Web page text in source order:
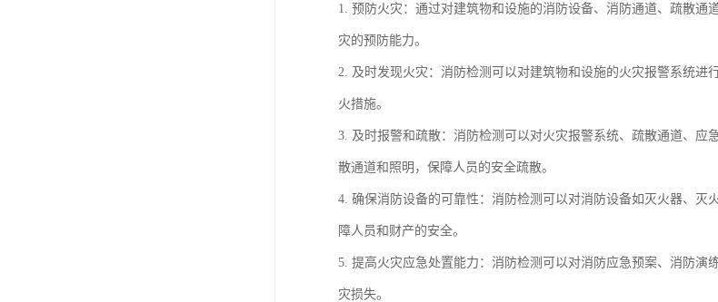
1. 预防火灾：通过对建筑物和设施的消防设备、消防通道、疏散
灾的预防能力。
2. 及时发现火灾：消防检测可以对建筑物和设施的火灾报警系统
火措施。
3. 及时报警和疏散：消防检测可以对火灾报警系统、疏散通道、
散通道和照明，保障人员的安全疏散。
4. 确保消防设备的可靠性：消防检测可以对消防设备如灭火器、
障人员和财产的安全。
5. 提高火灾应急处置能力：消防检测可以对消防应急预案、消防
灾损失。